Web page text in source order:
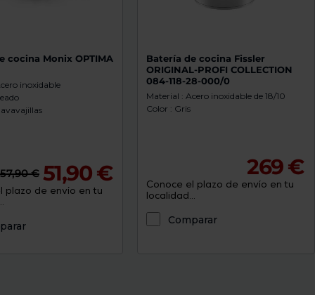
cocina Monix OPTIMA
inoxidable
57,90 € 51,90 €
plazo de envío en tu
Batería de cocina Fissler
ORIGINAL-PROFI COLLECTION
084-118-28-000/0
Material : Acero inoxidable de 18/10
Color : Gris
269 €
Conoce el plazo de envío en tu
localidad...
Comparar